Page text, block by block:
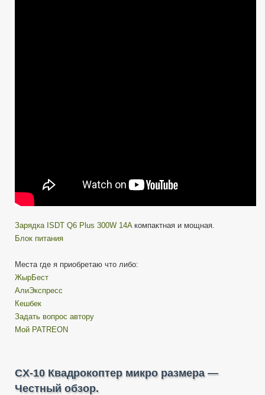
Зарядка ISDT Q6 Plus 300W 14Aкомпактная и мощная.
Блок питания
Места где я приобретаю что либо:
ЖырБест
АлиЭкспресс
Кешбек
Задать вопрос автору
Мой PATREON
CX-10 Квадрокоптер микро размера —
Честный обзор.